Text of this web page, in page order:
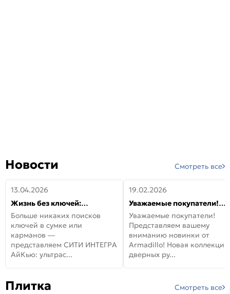
Новости Смотреть все
13.04.2026
Жизнь без ключей:
встречайте новую дверь
СИТИ ИНТЕГРА АйКью!
Больше никаких поисков
ключей в сумке или
карманов —
представляем СИТИ ИНТЕГРА
АйКью: ультрас...
19.02.2026
Уважаемые покупатели!
Представляем вашему
вниманию новинки от
Armadillo!
Уважаемые покупатели!
Представляем вашему
вниманию новинки от
Armadillo! Новая коллекция
дверных ру...
Плитка Смотреть все